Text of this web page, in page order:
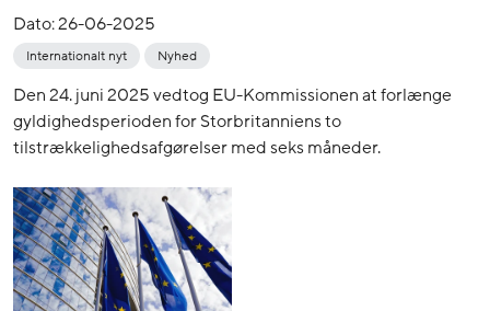
Dato:26-06-2025
Internationalt nyt Nyhed
Den 24. juni 2025 vedtog EU-Kommissionen at forlænge
gyldighedsperioden for Storbritanniens to
tilstrækkelighedsafgørelser med seks måneder.